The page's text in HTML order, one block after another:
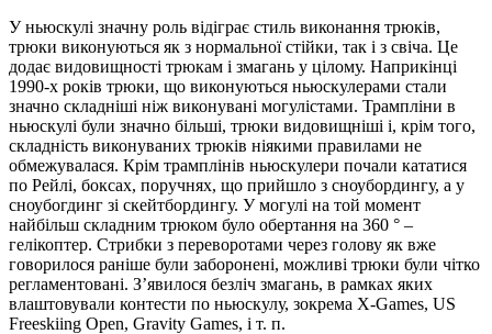
У ньюскулі значну роль відіграє стиль виконання трюків,
трюки виконуються як з нормальної стійки, так і з свіча. Це
додає видовищності трюкам і змагань у цілому. Наприкінці
1990-х років трюки, що виконуються ньюскулерами стали
значно складніші ніж виконувані могулістами. Трампліни в
ньюскулі були значно більші, трюки видовищніші і, крім того,
складність виконуваних трюків ніякими правилами не
обмежувалася. Крім трамплінів ньюскулери почали кататися
по Рейлі, боксах, поручнях, що прийшло з сноубордингу, а у
сноубогдинг зі скейтбордингу. У могулі на той момент
найбільш складним трюком було обертання на 360 ° –
гелікоптер. Стрибки з переворотами через голову як вже
говорилося раніше були заборонені, можливі трюки були чітко
регламентовані. З’явилося безліч змагань, в рамках яких
влаштовували контести по ньюскулу, зокрема X-Games, US
Freeskiing Open, Gravity Games, і т. п.